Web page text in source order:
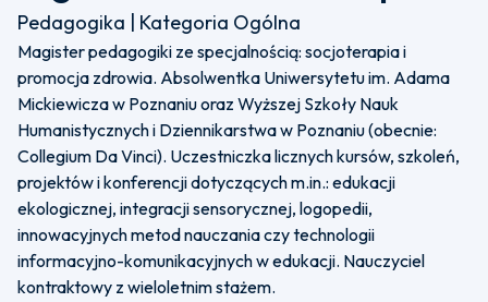
Pedagogika | Kategoria Ogólna
Magister pedagogiki ze specjalnością: socjoterapia i
promocja zdrowia. Absolwentka Uniwersytetu im. Adama
Mickiewicza w Poznaniu oraz Wyższej Szkoły Nauk
Humanistycznych i Dziennikarstwa w Poznaniu (obecnie:
Collegium Da Vinci). Uczestniczka licznych kursów, szkoleń,
projektów i konferencji dotyczących m.in.: edukacji
ekologicznej, integracji sensorycznej, logopedii,
innowacyjnych metod nauczania czy technologii
informacyjno-komunikacyjnych w edukacji. Nauczyciel
kontraktowy z wieloletnim stażem.